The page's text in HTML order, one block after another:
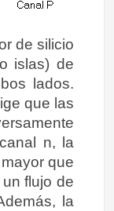
de silicio
islas) de
lados.
que las
n, la
que
flujo de
la